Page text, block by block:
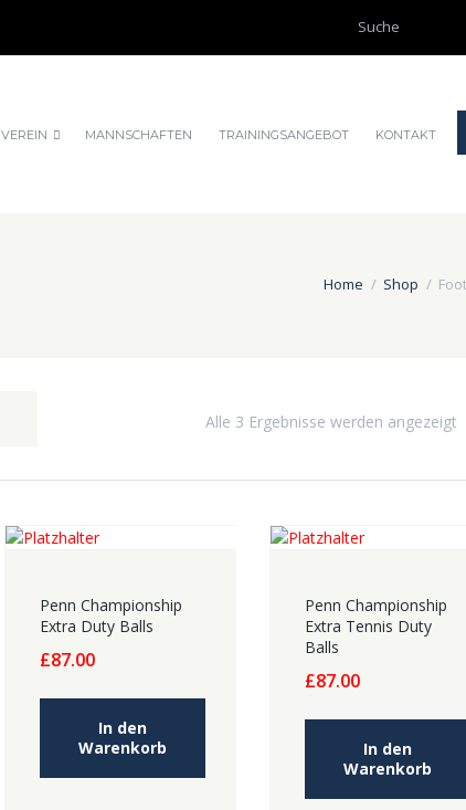
VEREIN MANNSCHAFTEN TRAININGSANGEBOT KONTAKT
Home Shop
Alle 3 Ergebnisse werden angezeigt
Penn Championship
Extra Duty Balls
£87.00
In den
Warenkorb
Penn Championship
Extra Tennis Duty
Balls
£87.00
In den
Warenkorb